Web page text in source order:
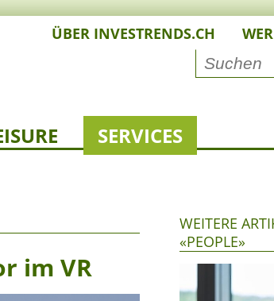
ÜBER INVESTRENDS.CH
SERVICES
im VR
WEITERE
«PEOPLE»